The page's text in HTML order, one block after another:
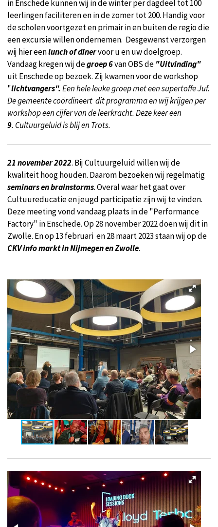
in Enschede kunnen wij in de winter per dagdeel tot 100
leerlingen faciliteren en in de zomer tot 200. Handig voor
de scholen voortgezet en primair in en buiten de regio die
een excursie willen ondernemen. Desgewenst verzorgen
wij hier eenlunch of dinervoor u en uw doelgroep.
Vandaag kregen wij degroep 6van OBS de "Uitvinding"
uit Enschede op bezoek. Zij kwamen voor de workshop
"lichtvangers".Een hele leuke groep met een supertoffe Juf.
De gemeente coördineert dit programma en wij krijgen per
workshop een cijfer van de leerkracht. Deze keer een
9. Cultuurgeluid is blij en Trots.
21 november 2022. Bij Cultuurgeluid willen wij de
kwaliteit hoog houden. Daarom bezoeken wij regelmatig
seminars en brainstorms. Overal waar het gaat over
Cultuureducatie en jeugd participatie zijn wij te vinden.
Deze meeting vond vandaag plaats in de "Performance
Factory" in Enschede. Op 28 november 2022 doen wij dit in
Zwolle. En op 13 februari en 28 maart 2023 staan wij op de
CKV info markt in Nijmegen en Zwolle.